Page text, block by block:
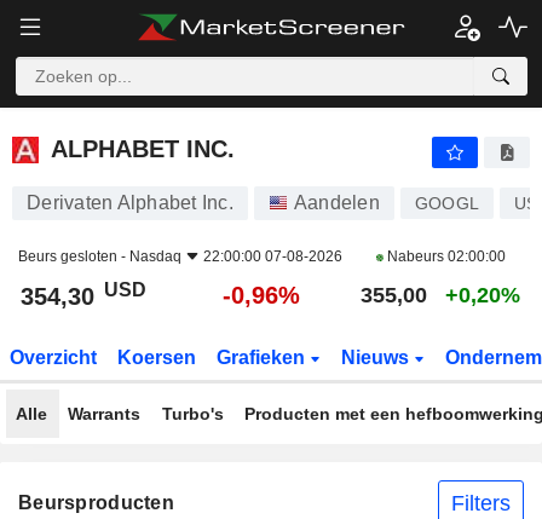
ALPHABET INC.
ALPHABET INC.
Derivaten Alphabet Inc. Aandelen GOOGL
Beurs gesloten - Nasdaq 22:00:00 07-08-2026 Nabeurs 02:00:00
354,30 USD -0,96% 355,00 +0,20%
Overzicht Koersen Grafieken Nieuws
Alle Warrants Turbo's Producten met een
Beursproducten Filters